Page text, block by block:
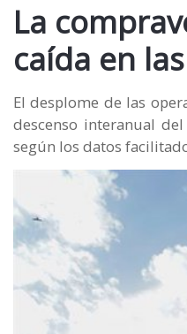
La
caída en
El desplome de las
descenso interanual
según los datos